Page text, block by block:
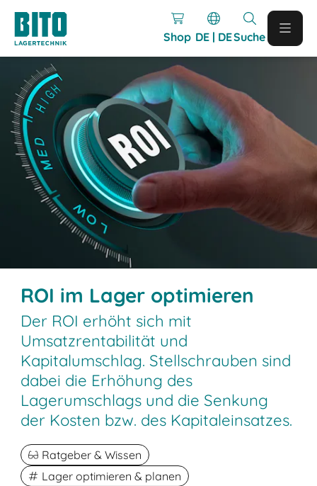
Shop DE | DESuche
ROI im Lager optimieren
Der ROI erhöht sich mit
Umsatzrentabilität und
Kapitalumschlag. Stellschrauben sind
dabei die Erhöhung des
Lagerumschlags und die Senkung
der Kosten bzw. des Kapitaleinsatzes.
Ratgeber & Wissen
Lager optimieren & planen